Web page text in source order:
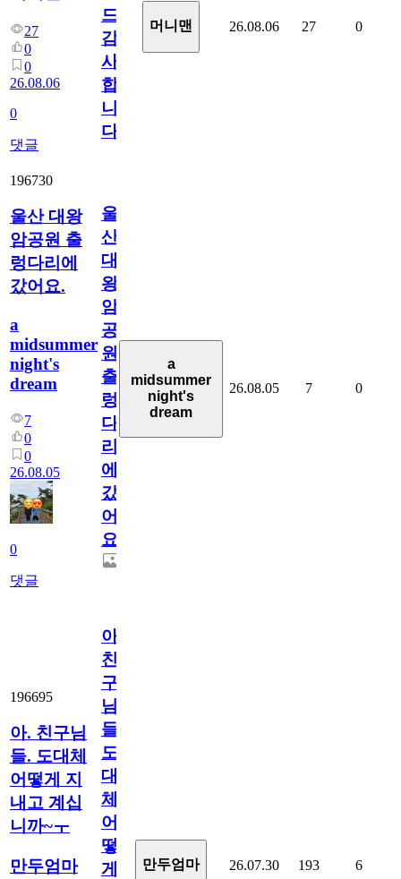
27
0
0
26.08.06
0
댓글
드
감
사
합
니
다
머니맨 26.08.06 27 0
196730
울산 대왕
암공원 출
렁다리에
갔어요.
a
midsummer
night's
dream
7
0
0
26.08.05
0
댓글
울
산
대
왕
암
공
원
출
렁
다
리
에
갔
어
요.
a
midsummer
night's
dream
26.08.05 7 0
196695
아. 친구님
들. 도대체
어떻게 지
내고 계십
니까~ㅜ
만두엄마
아.
친
구
님
들.
도
대
체
어
떻
게
만두엄마 26.07.30 193 6